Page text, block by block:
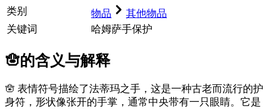
类别 物品
其他物品
关键词
哈姆萨手保护
🪬的含义与解释
🪬 表情符号描绘了法蒂玛之手，这是一种古老而流行的护
身符，形状像张开的手掌，通常中央带有一只眼睛。它是